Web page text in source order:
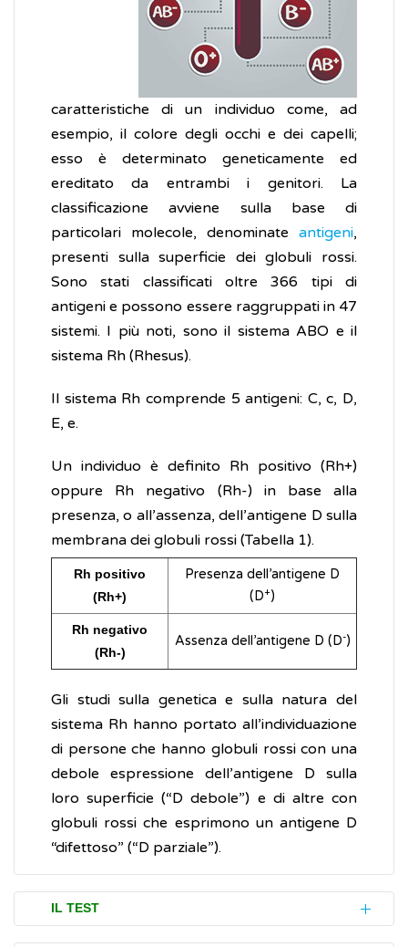
caratteristiche di un individuo come, ad
esempio, il colore degli occhi e dei capelli;
esso è determinato geneticamente ed
ereditato da entrambi i genitori. La
classificazione avviene sulla base di
particolari molecole, denominate antigeni,
presenti sulla superficie dei globuli rossi.
Sono stati classificati oltre 366 tipi di
antigeni e possono essere raggruppati in 47
sistemi. I più noti, sono il sistema ABO e il
sistema Rh (Rhesus).
Il sistema Rh comprende 5 antigeni: C, c, D,
E, e.
Un individuo è definito Rh positivo (Rh+)
oppure Rh negativo (Rh-) in base alla
presenza, o all’assenza, dell’antigene D sulla
membrana dei globuli rossi (Tabella 1).
Rh positivo
(Rh+)
Presenza dell’antigene D
(D+)
Rh negativo
(Rh-)
Assenza dell’antigene D (D-)
Gli studi sulla genetica e sulla natura del
sistema Rh hanno portato all’individuazione
di persone che hanno globuli rossi con una
debole espressione dell’antigene D sulla
loro superficie (“D debole”) e di altre con
globuli rossi che esprimono un antigene D
“difettoso” (“D parziale”).
IL TEST